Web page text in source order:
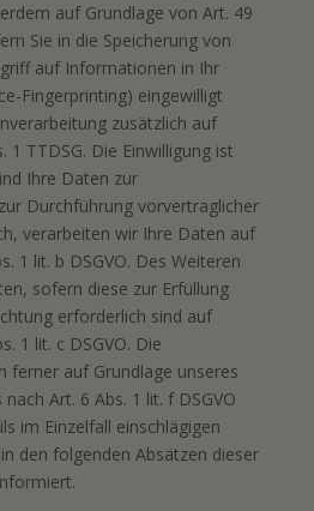
auf Grundlage von Art. 49
Sie in die Speicherung von
auf Informationen in Ihr
Fingerprinting) eingewilligt
zusätzlich auf
1 TTDSG. Die Einwilligung ist
Ihre Daten zur
Durchführung vorvertraglicher
verarbeiten wir Ihre Daten auf
1 lit. b DSGVO. Des Weiteren
sofern diese zur Erfüllung
erforderlich sind auf
1 lit. c DSGVO. Die
ferner auf Grundlage unseres
Art. 6 Abs. 1 lit. f DSGVO
im Einzelfall einschlägigen
den folgenden Absätzen dieser